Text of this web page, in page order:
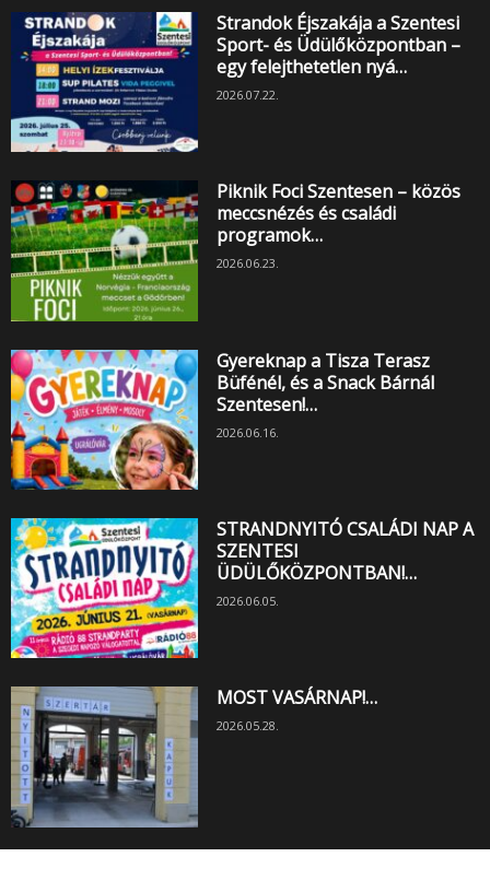
Strandok Éjszakája a Szentesi
Sport- és Üdülőközpontban –
egy felejthetetlen nyá…
2026.07.22.
Piknik Foci Szentesen – közös
meccsnézés és családi
programok…
2026.06.23.
Gyereknap a Tisza Terasz
Büfénél, és a Snack Bárnál
Szentesen!…
2026.06.16.
STRANDNYITÓ CSALÁDI NAP A
SZENTESI
ÜDÜLŐKÖZPONTBAN!…
2026.06.05.
MOST VASÁRNAP!…
2026.05.28.